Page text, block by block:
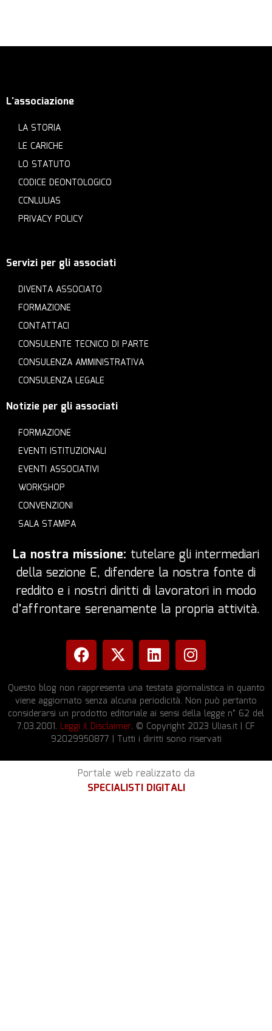
L'associazione
LA STORIA
LE CARICHE
LO STATUTO
CODICE DEONTOLOGICO
CCNLULIAS
PRIVACY POLICY
Servizi per gli associati
DIVENTA ASSOCIATO
FORMAZIONE
CONTATTACI
CONSULENTE TECNICO DI PARTE
CONSULENZA AMMINISTRATIVA
CONSULENZA LEGALE
Notizie per gli associati
FORMAZIONE
EVENTI ISTITUZIONALI
EVENTI ASSOCIATIVI
WORKSHOP
CONVENZIONI
SALA STAMPA
La nostra missione: tutelare gli intermediari
della sezione E, difendere la nostra fonte di
reddito e i nostri diritti di lavoratori in modo
d’affrontare serenamente la propria attività.
Questo blog non rappresenta una testata giornalistica in quanto
viene aggiornato senza alcuna periodicità. Non può pertanto
considerarsi un prodotto editoriale ai sensi della legge n° 62 del
7.03.2001. Leggi il Disclaimer. © Copyright 2023 Ulias.it | CF
92029950877 | Tutti i diritti sono riservati
Portale web realizzato da
SPECIALISTI DIGITALI